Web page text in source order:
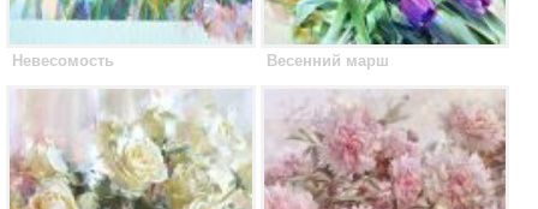
Невесомость Весенний марш